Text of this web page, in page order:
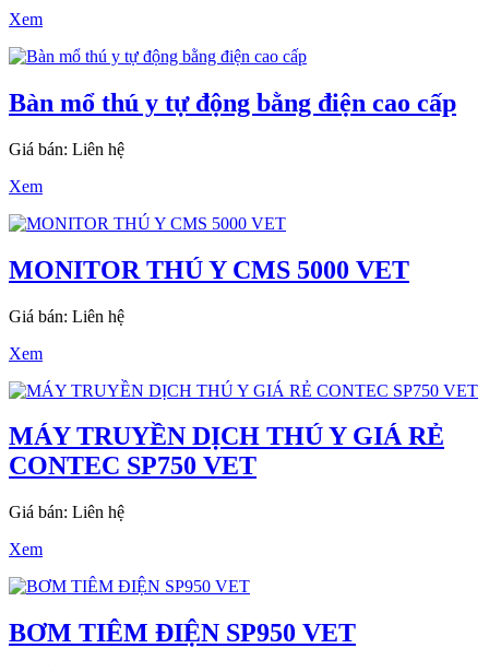
Xem
Bàn mổ thú y tự động bằng điện cao cấp
Giá bán: Liên hệ
Xem
MONITOR THÚ Y CMS 5000 VET
Giá bán: Liên hệ
Xem
MÁY TRUYỀN DỊCH THÚ Y GIÁ RẺ
CONTEC SP750 VET
Giá bán: Liên hệ
Xem
BƠM TIÊM ĐIỆN SP950 VET